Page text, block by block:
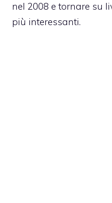
nel 2008 e tornare su
più interessanti.